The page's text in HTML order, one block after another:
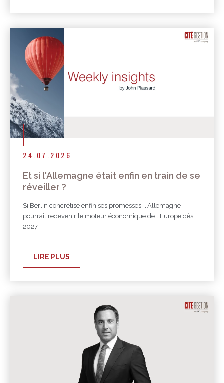
24.07.2026
Et si l'Allemagne était enfin en train de se
réveiller ?
Si Berlin concrétise enfin ses promesses, l'Allemagne
pourrait redevenir le moteur économique de l'Europe dès
2027.
LIRE PLUS